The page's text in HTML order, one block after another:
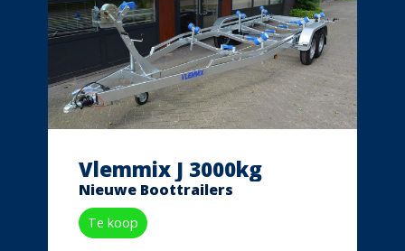
Vlemmix J 3000kg
Nieuwe Boottrailers
Te koop